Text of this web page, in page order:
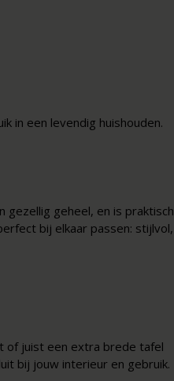
in een levendig huishouden.
gezellig geheel, en is praktisch
bij elkaar passen: stijlvol,
of juist een extra brede tafel
bij jouw interieur en gebruik.